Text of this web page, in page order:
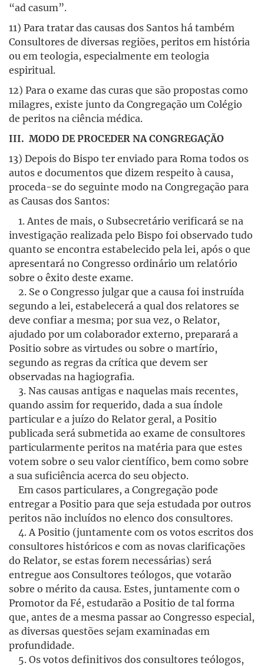
“ad casum”.
11) Para tratar das causas dos Santos há também
Consultores de diversas regiões, peritos em história
ou em teologia, especialmente em teologia
espiritual.
12) Para o exame das curas que são propostas como
milagres, existe junto da Congregação um Colégio
de peritos na ciência médica.
III. MODO DE PROCEDER NA CONGREGAÇÃO
13) Depois do Bispo ter enviado para Roma todos os
autos e documentos que dizem respeito à causa,
proceda-se do seguinte modo na Congregação para
as Causas dos Santos:
1. Antes de mais, o Subsecretário verificará se na
investigação realizada pelo Bispo foi observado tudo
quanto se encontra estabelecido pela lei, após o que
apresentará no Congresso ordinário um relatório
sobre o êxito deste exame.
2. Se o Congresso julgar que a causa foi instruída
segundo a lei, estabelecerá a qual dos relatores se
deve confiar a mesma; por sua vez, o Relator,
ajudado por um colaborador externo, preparará a
Positio sobre as virtudes ou sobre o martírio,
segundo as regras da crítica que devem ser
observadas na hagiografia.
3. Nas causas antigas e naquelas mais recentes,
quando assim for requerido, dada a sua índole
particular e a juízo do Relator geral, a Positio
publicada será submetida ao exame de consultores
particularmente peritos na matéria para que estes
votem sobre o seu valor científico, bem como sobre
a sua suficiência acerca do seu objecto.
Em casos particulares, a Congregação pode
entregar a Positio para que seja estudada por outros
peritos não incluídos no elenco dos consultores.
4. A Positio (juntamente com os votos escritos dos
consultores históricos e com as novas clarificações
do Relator, se estas forem necessárias) será
entregue aos Consultores teólogos, que votarão
sobre o mérito da causa. Estes, juntamente com o
Promotor da Fé, estudarão a Positio de tal forma
que, antes de a mesma passar ao Congresso especial,
as diversas questões sejam examinadas em
profundidade.
5. Os votos definitivos dos consultores teólogos,